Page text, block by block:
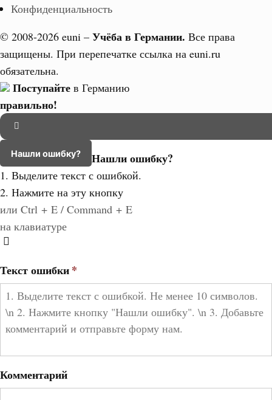
Конфиденциальность
© 2008-2026 euni – Учёба в Германии. Все права
защищены. При перепечатке ссылка на euni.ru
обязательна.
Поступайте в Германию
правильно!
Нашли ошибку? Нашли ошибку?
1. Выделите текст с ошибкой.
2. Нажмите на эту кнопку
или Ctrl + E / Command + E
на клавиатуре
Текст ошибки*
Комментарий